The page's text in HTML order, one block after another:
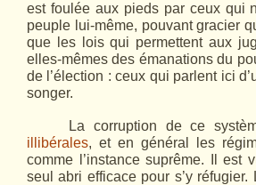
est foulée aux pieds par ceux qui
peuple lui-même, pouvant gracier
que les lois qui permettent aux
elles-mêmes des émanations du
de l’élection : ceux qui parlent ici
songer.
La corruption de ce
illibérales, et en général les
comme l’instance suprême. Il
seul abri efficace pour s’y